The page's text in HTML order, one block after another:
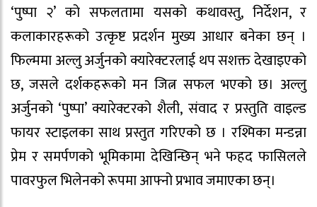
‘पुष्पा २’ को सफलतामा यसको कथावस्तु, निर्देशन, र
कलाकारहरूको उत्कृष्ट प्रदर्शन मुख्य आधार बनेका छन् ।
फिल्ममा अल्लु अर्जुनको क्यारेक्टरलाई थप सशक्त देखाइएको
छ, जसले दर्शकहरूको मन जित्न सफल भएको छ। अल्लु
अर्जुनको ‘पुष्पा’ क्यारेक्टरको शैली, संवाद र प्रस्तुति वाइल्ड
फायर स्टाइलका साथ प्रस्तुत गरिएको छ । रश्मिका मन्डन्ना
प्रेम र समर्पणको भूमिकामा देखिन्छिन् भने फहद फासिलले
पावरफुल भिलेनको रूपमा आफ्नो प्रभाव जमाएका छन्।